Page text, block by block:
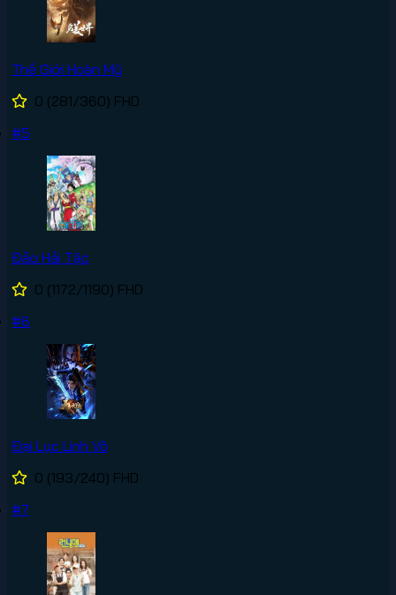
Thế Giới Hoàn Mỹ
0 (281/360) FHD
#5
Đảo Hải Tặc
0 (1172/1190) FHD
#6
Đại Lục Linh Võ
0 (193/240) FHD
#7